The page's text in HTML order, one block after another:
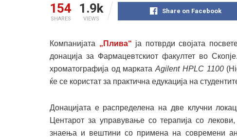
154
SHARES
1.9k
VIEWS
Share on Facebook
Компанијата „Плива“ ја потврди својата
донација за Фармацевтскиот факултет во
хроматографија од маркатаAgilent HPLC 1100
ќе се користат за практична едукација на
Донацијата е распределена на две клучни
Центарот за управување со терапија со
знаења и вештини со примена на современи